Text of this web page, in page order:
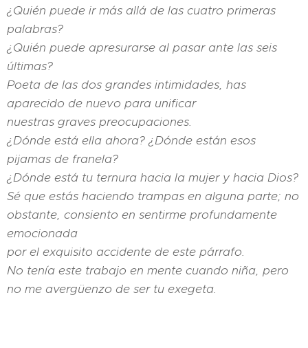
¿Quién puede ir más allá de las cuatro primeras
palabras?
¿Quién puede apresurarse al pasar ante las seis
últimas?
Poeta de las dos grandes intimidades, has
aparecido de nuevo para unificar
nuestras graves preocupaciones.
¿Dónde está ella ahora? ¿Dónde están esos
pijamas de franela?
¿Dónde está tu ternura hacia la mujer y hacia Dios?
Sé que estás haciendo trampas en alguna parte; no
obstante, consiento en sentirme profundamente
emocionada
por el exquisito accidente de este párrafo.
No tenía este trabajo en mente cuando niña, pero
no me avergüenzo de ser tu exegeta.